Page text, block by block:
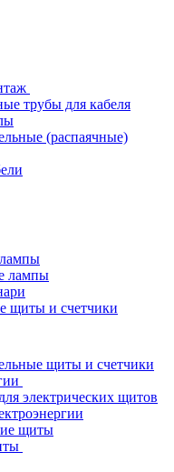
трубы для кабеля
(распаячные)
лампы
щиты и счетчики
щиты и счетчики
электрических щитов
щиты